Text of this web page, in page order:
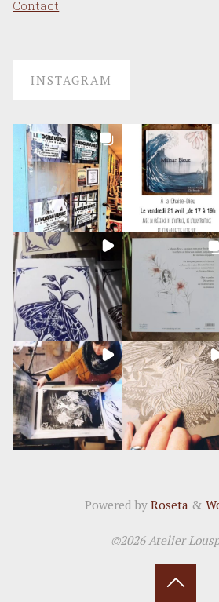
Contact
INSTAGRAM
Powered by Roseta &
©2026 Atelier